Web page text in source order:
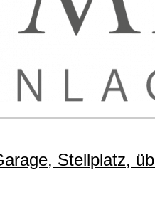
Stellplatz,